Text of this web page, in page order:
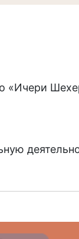
«Ичери